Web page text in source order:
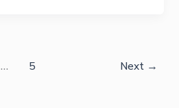
… 5 Next →